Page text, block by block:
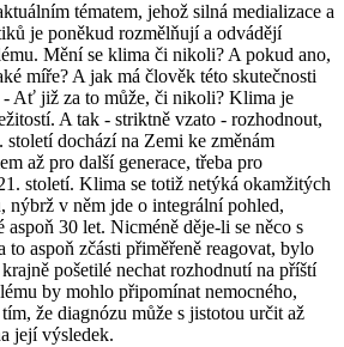
tématem, jehož silná medializace a
je poněkud rozmělňují a odvádějí
Mění se klima či nikoli? A pokud ano,
míře? A jak má člověk této skutečnosti
- Ať již za to může, či nikoli? Klima je
A tak - striktně vzato - rozhodnout,
století dochází na Zemi ke změnám
až pro další generace, třeba pro
století. Klima se totiž netýká okamžitých
v něm jde o integrální pohled,
30 let. Nicméně děje-li se něco s
to aspoň zčásti přiměřeně reagovat, bylo
pošetilé nechat rozhodnutí na příští
by mohlo připomínat nemocného,
že diagnózu může s jistotou určit až
její výsledek.